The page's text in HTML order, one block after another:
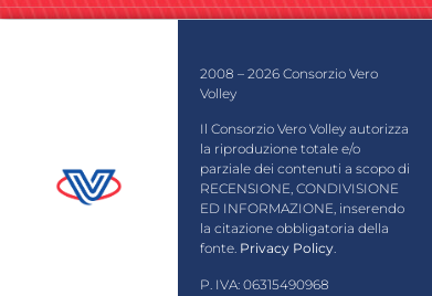
2008 – 2026 Consorzio Vero
Volley
Il Consorzio Vero Volley autorizza
la riproduzione totale e/o
parziale dei contenuti a scopo di
RECENSIONE, CONDIVISIONE
ED INFORMAZIONE, inserendo
la citazione obbligatoria della
fonte. Privacy Policy.
P. IVA: 06315490968